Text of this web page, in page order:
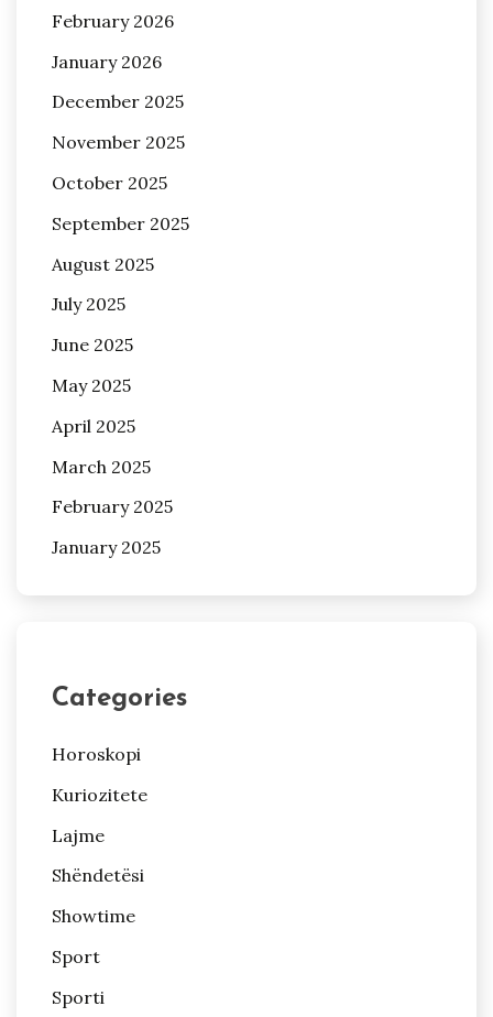
February 2026
January 2026
December 2025
November 2025
October 2025
September 2025
August 2025
July 2025
June 2025
May 2025
April 2025
March 2025
February 2025
January 2025
Categories
Horoskopi
Kuriozitete
Lajme
Shëndetësi
Showtime
Sport
Sporti